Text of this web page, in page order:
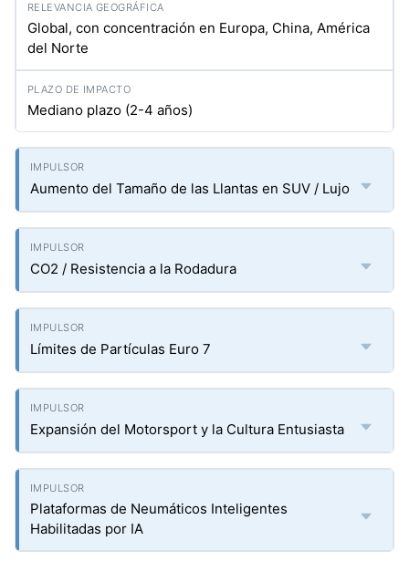
Global, con concentración en Europa, China, América
del Norte
Mediano plazo (2-4 años)
Aumento del Tamaño de las Llantas en SUV / Lujo
CO2 / Resistencia a la Rodadura
Límites de Partículas Euro 7
Expansión del Motorsport y la Cultura Entusiasta
Plataformas de Neumáticos Inteligentes
Habilitadas por IA